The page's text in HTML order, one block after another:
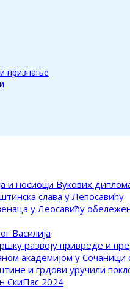
признање
и носиоци Вукових
слава у Лепосавићу
у Леосавићу
Василија
развоју привреде и
академијом у
и грдови уручили
СкиПас 2024